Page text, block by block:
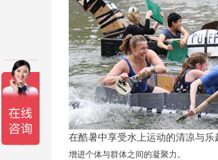
在酷暑中享受水上运动的清凉与
增进个体与群体之间的凝聚力。